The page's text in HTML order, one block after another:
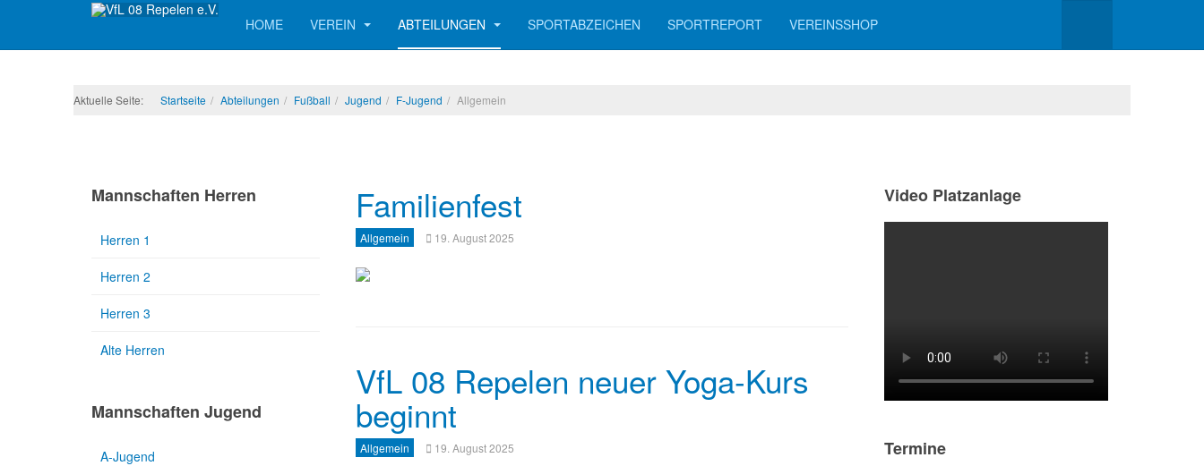
HOME VEREIN ABTEILUNGEN SPORTABZEICHEN SPORTREPORT VEREINSSHOP
Aktuelle Seite: Startseite Abteilungen Fußball Jugend F-Jugend Allgemein
Familienfest
Allgemein 19. August 2025
VfL 08 Repelen neuer Yoga-Kurs
beginnt
Allgemein 19. August 2025
Mannschaften Herren
Herren 1
Herren 2
Herren 3
Alte Herren
Mannschaften Jugend
A-Jugend
Video Platzanlage
Termine